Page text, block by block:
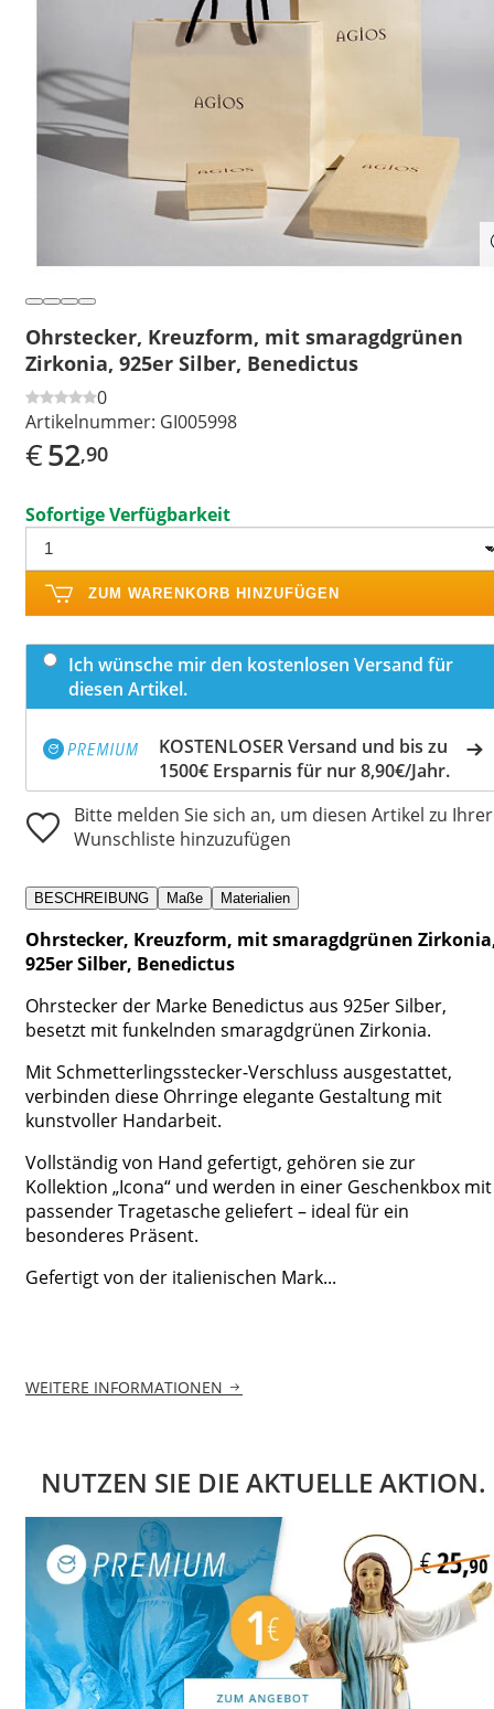
Ohrstecker, Kreuzform, mit smaragdgrünen
Zirkonia, 925er Silber, Benedictus
0
Artikelnummer: GI005998
€52,90
Sofortige Verfügbarkeit
ZUM WARENKORB HINZUFÜGEN
Ich wünsche mir den kostenlosen Versand für
diesen Artikel.
KOSTENLOSER Versand und bis zu
1500€ Ersparnis für nur 8,90€/Jahr.
Bitte melden Sie sich an, um diesen Artikel zu Ihrer
Wunschliste hinzuzufügen
BESCHREIBUNG Maße Materialien
Ohrstecker, Kreuzform, mit smaragdgrünen
925er Silber, Benedictus
Ohrstecker der Marke Benedictus aus 925er Silber,
besetzt mit funkelnden smaragdgrünen Zirkonia.
Mit Schmetterlingsstecker-Verschluss ausgestattet,
verbinden diese Ohrringe elegante Gestaltung mit
kunstvoller Handarbeit.
Vollständig von Hand gefertigt, gehören sie zur
Kollektion „Icona“ und werden in einer Geschenkbox mit
passender Tragetasche geliefert – ideal für ein
besonderes Präsent.
Gefertigt von der italienischen Mark...
WEITERE INFORMATIONEN
NUTZEN SIE DIE AKTUELLE AKTION.